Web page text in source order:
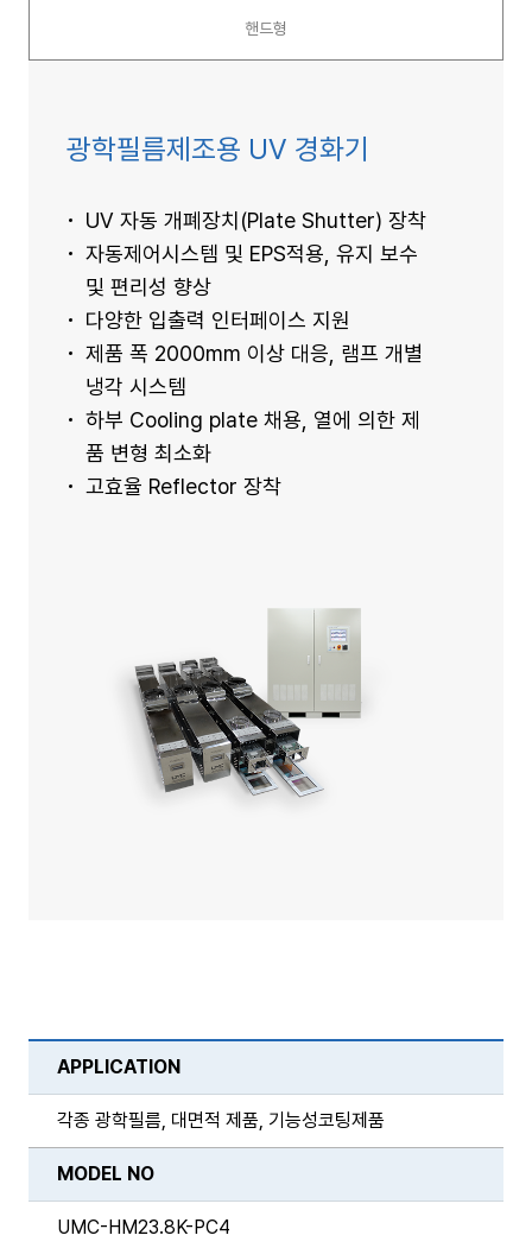
핸드형
광학필름제조용 UV 경화기
UV 자동 개폐장치(Plate Shutter) 장착
자동제어시스템 및 EPS적용, 유지 보수
및 편리성 향상
다양한 입출력 인터페이스 지원
제품 폭 2000mm 이상 대응, 램프 개별
냉각 시스템
하부 Cooling plate 채용, 열에 의한 제
품 변형 최소화
고효율 Reflector 장착
APPLICATION
각종 광학필름, 대면적 제품, 기능성코팅제품
MODEL NO
UMC-HM23.8K-PC4